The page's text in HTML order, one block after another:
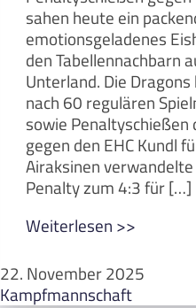
sahen heute ein
emotionsgeladenes
den Tabellennachbarn
Unterland. Die
nach 60 regulären
sowie Penaltyschießen
gegen den EHC Kundl
Airaksinen
Penalty zum 4:3 für […]
Weiterlesen >>
22. November 2025
Kampfmannschaft